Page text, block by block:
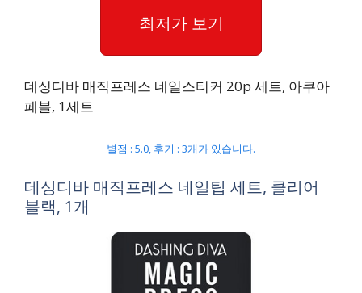
최저가 보기
데싱디바 매직프레스 네일스티커 20p 세트, 아쿠아
페블, 1세트
별점 : 5.0, 후기 : 3개가 있습니다.
데싱디바 매직프레스 네일팁 세트, 클리어
블랙, 1개